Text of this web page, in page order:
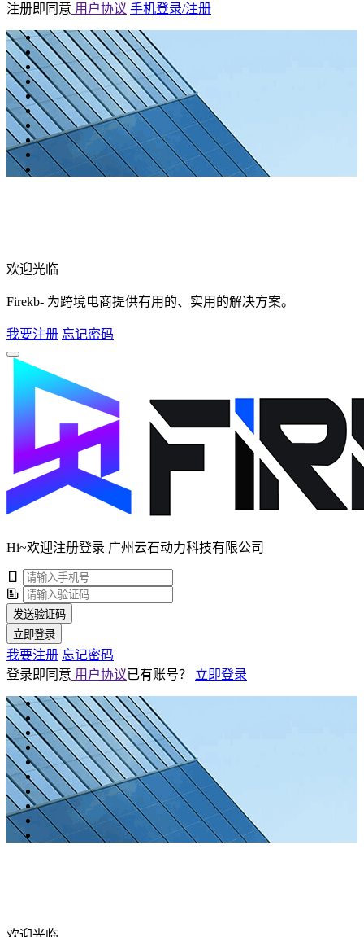
注册即同意 用户协议 手机登录/注册
欢迎光临
Firekb- 为跨境电商提供有用的、实用的解决方案。
我要注册 忘记密码
Hi~欢迎注册登录 广州云石动力科技有限公司
发送验证码
立即登录
我要注册 忘记密码
登录即同意 用户协议已有账号？ 立即登录